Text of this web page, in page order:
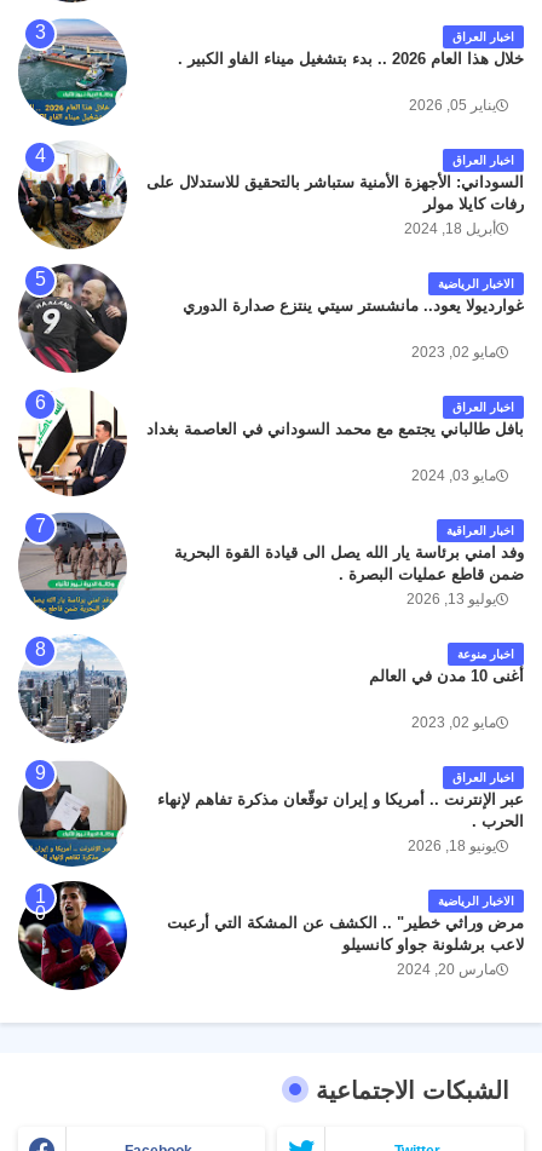
كان سبب الحادث يعود لتصادم عجلته مع عجلة نوع كيا بنكو
تابعة لشركة الهلال الماسكة لإعمار مطار البصرة الدولي .
سائلين الله عز وجل ان يتغمد الفقيد بواسع رحمته ، و انا
اخبار العراق
خلال هذا العام 2026 .. بدء بتشغيل ميناء الفاو الكبير .
يناير 05, 2026
اخبار العراق
السوداني: الأجهزة الأمنية ستباشر بالتحقيق للاستدلال على
رفات كايلا مولر
أبريل 18, 2024
الاخبار الرياضية
غوارديولا يعود.. مانشستر سيتي ينتزع صدارة الدوري
مايو 02, 2023
اخبار العراق
بافل طالباني يجتمع مع محمد السوداني في العاصمة بغداد
مايو 03, 2024
اخبار العراقية
وفد امني برئاسة يار الله يصل الى قيادة القوة البحرية
ضمن قاطع عمليات البصرة .
يوليو 13, 2026
اخبار منوعة
أغنى 10 مدن في العالم
مايو 02, 2023
اخبار العراق
عبر الإنترنت .. أمريكا و إيران توقّعان مذكرة تفاهم لإنهاء
الحرب .
يونيو 18, 2026
الاخبار الرياضية
مرض وراثي خطير" .. الكشف عن المشكة التي أرعبت
لاعب برشلونة جواو كانسيلو
مارس 20, 2024
الشبكات الاجتماعية